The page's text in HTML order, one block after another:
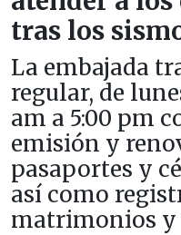
tras los
La embajada
regular, de
am a 5:00 pm
emisión y
pasaportes y
así como
matrimonios y